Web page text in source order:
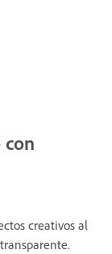
creativos al